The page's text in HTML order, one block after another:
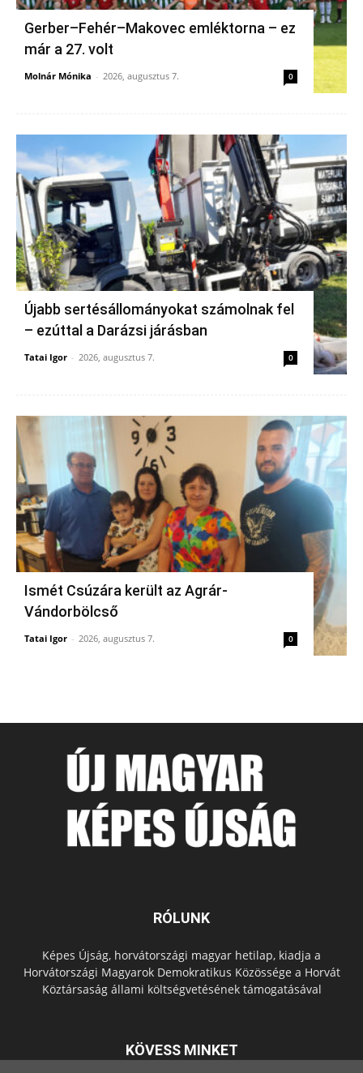
Gerber–Fehér–Makovec emléktorna – ez
már a 27. volt
Molnár Mónika - 2026, augusztus 7. 0
Újabb sertésállományokat számolnak fel
– ezúttal a Darázsi járásban
Tatai Igor - 2026, augusztus 7. 0
Ismét Csúzára került az Agrár-
Vándorbölcső
Tatai Igor - 2026, augusztus 7. 0
RÓLUNK
Képes Újság, horvátországi magyar hetilap, kiadja a
Horvátországi Magyarok Demokratikus Közössége a Horvát
Köztársaság állami költségvetésének támogatásával
KÖVESS MINKET